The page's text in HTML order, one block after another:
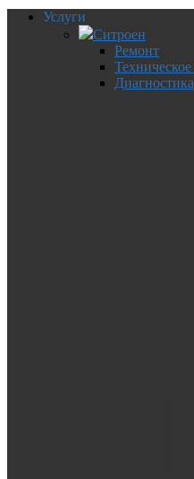
Услуги
Ситроен
Ремонт
Диагностика